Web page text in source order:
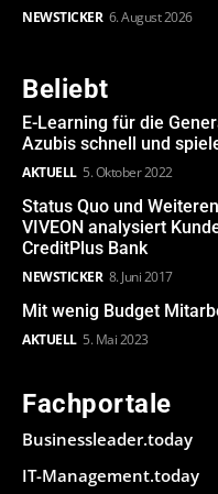
NEWSTICKER 6. August 2026
Beliebt
E-Learning für die
Azubis schnell und
AKTUELL 5. Oktober 2022
Status Quo und
VIVEON analysiert
CreditPlus Bank
NEWSTICKER 8. Juni 2017
Mit wenig Budget
AKTUELL 5. Mai 2023
Fachportale
Businessleader.today
IT-Management.today